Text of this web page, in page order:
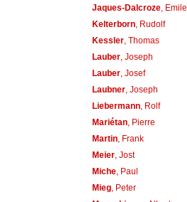
Jaques-Dalcroze, Emile
Kelterborn, Rudolf
Kessler, Thomas
Lauber, Joseph
Lauber, Josef
Laubner, Joseph
Liebermann, Rolf
Mariétan, Pierre
Martin, Frank
Meier, Jost
Miche, Paul
Mieg, Peter